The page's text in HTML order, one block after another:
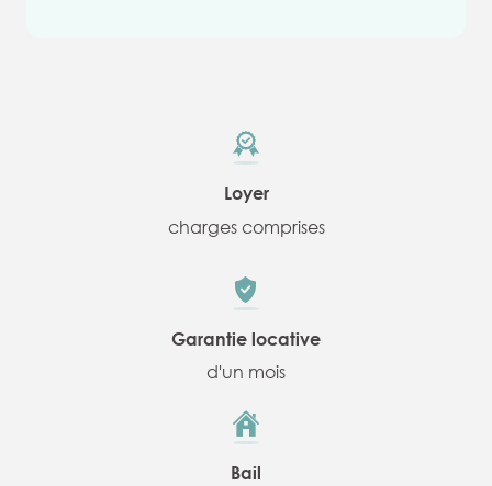
Loyer
charges comprises
Garantie locative
d'un mois
Bail